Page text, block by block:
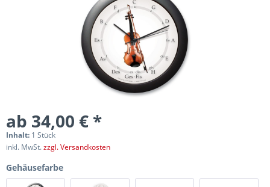
ab 34,00 € *
Inhalt: 1 Stück
inkl. MwSt.zzgl. Versandkosten
Gehäusefarbe